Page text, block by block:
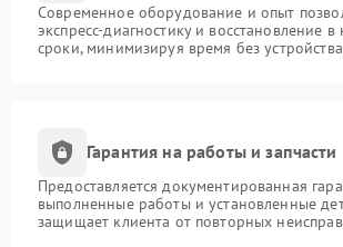
Современное оборудование и опыт
экспресс-диагностику и восстановление
сроки, минимизируя время без устройства
Гарантия на работы и запчасти
Предоставляется документированная
выполненные работы и установленные
защищает клиента от повторных